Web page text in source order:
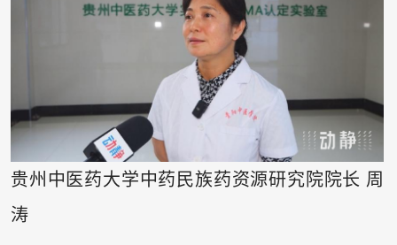
贵州中医药大学中药民族药资源研究院院长 周
涛